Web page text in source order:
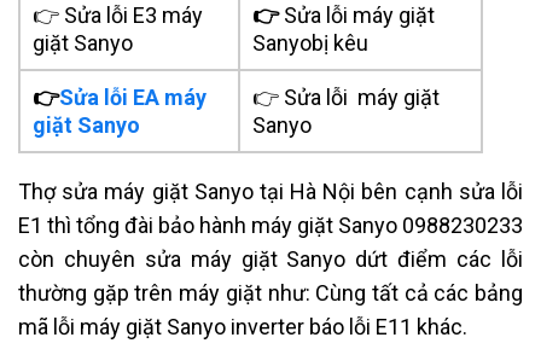
👉 Sửa lỗi E3 máy
giặt Sanyo
👉Sửa lỗi máy giặt
Sanyobị kêu
👉Sửa lỗi EA máy
giặt Sanyo
👉 Sửa lỗi máy giặt
Sanyo
Thợ sửa máy giặt Sanyo tại Hà Nội bên cạnh sửa lỗi
E1 thì tổng đài bảo hành máy giặt Sanyo 0988230233
còn chuyên sửa máy giặt Sanyo dứt điểm các lỗi
thường gặp trên máy giặtnhư: Cùng tất cả các bảng
mã lỗi máy giặt Sanyo inverter báo lỗi E11 khác.